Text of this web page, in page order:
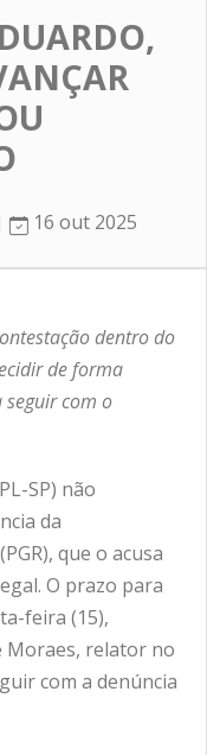
16 out 2025
dentro do
de forma
com o
SP) não
da
que o acusa
O prazo para
feira (15),
Moraes, relator no
com a denúncia